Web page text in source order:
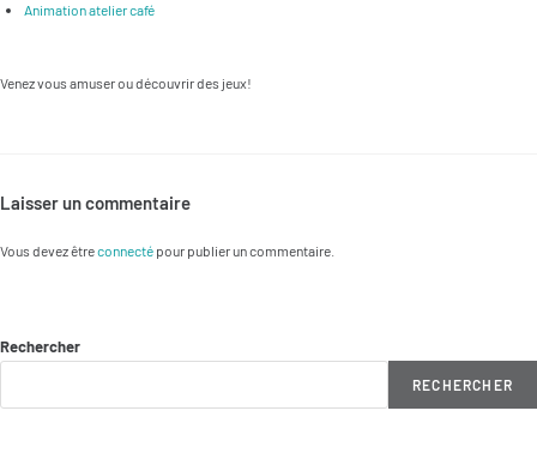
Animation atelier café
Venez vous amuser ou découvrir des jeux!
Laisser un commentaire
Vous devez êtreconnecté pour publier un commentaire.
Rechercher
RECHERCHER